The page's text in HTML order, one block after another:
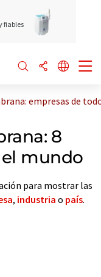
fiables
empresas de
8
mundo
para mostrar las
, industria o país.